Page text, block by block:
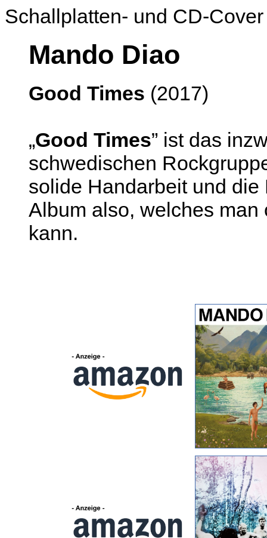
Schallplatten- und CD-
Mando Diao
Good Times (2017)
„Good Times” ist das
schwedischen
solide Handarbeit und die
Album also, welches
kann.